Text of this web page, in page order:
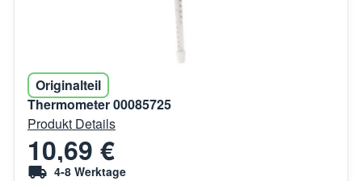
Originalteil
Thermometer 00085725
Produkt Details
10,69 €
4-8 Werktage